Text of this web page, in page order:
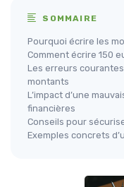
SOMMAIRE
Pourquoi écrire les
Comment écrire 150
Les erreurs
montants
L’impact d’une
financières
Conseils pour
Exemples concrets